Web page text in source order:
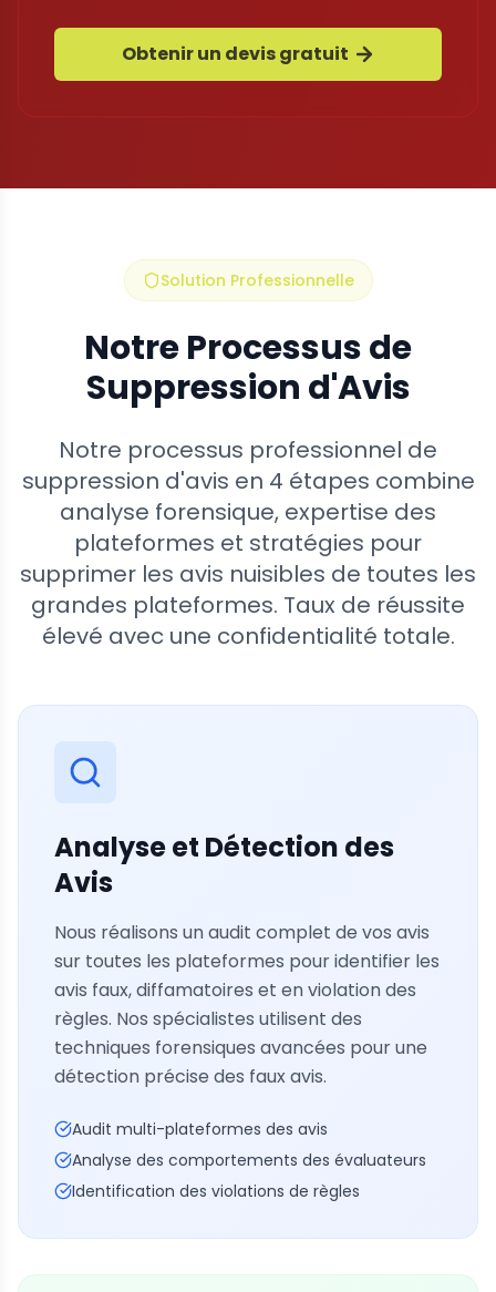
Obtenir un devis gratuit
Solution Professionnelle
Notre Processus de
Suppression d'Avis
Notre processus professionnel de
suppression d'avis en 4 étapes combine
analyse forensique, expertise des
plateformes et stratégies pour
supprimer les avis nuisibles de toutes les
grandes plateformes. Taux de réussite
élevé avec une confidentialité totale.
Analyse et Détection des
Avis
Nous réalisons un audit complet de vos avis
sur toutes les plateformes pour identifier les
avis faux, diffamatoires et en violation des
règles. Nos spécialistes utilisent des
techniques forensiques avancées pour une
détection précise des faux avis.
Audit multi-plateformes des avis
Analyse des comportements des évaluateurs
Identification des violations de règles